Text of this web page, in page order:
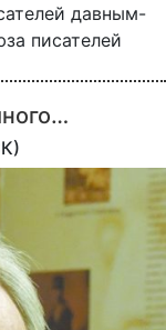
давным-
писателей